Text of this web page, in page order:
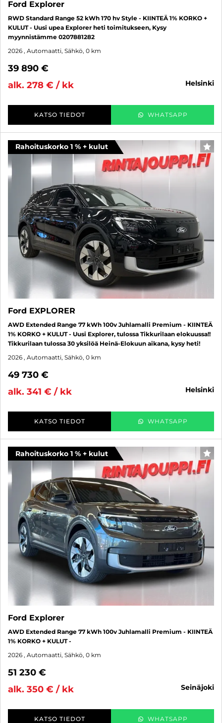
Ford Explorer
RWD Standard Range 52 kWh 170 hv Style - KIINTEÄ 1% KORKO +
KULUT - Uusi upea Explorer heti toimitukseen, Kysy
myynnistämme 0207881282
2026 , Automaatti, Sähkö, 0 km
39 890 €
alk. 278 € / kk
helsinki
KATSO TIEDOT WHATSAPP
Rahoituskorko 1 % + kulut
Ford EXPLORER
AWD Extended Range 77 kWh 100v Juhlamalli Premium - KIINTEÄ
1% KORKO + KULUT - Uusi Explorer, tulossa Tikkurilaan elokuussa!!
Tikkurilaan tulossa 30 yksilöä Heinä-Elokuun aikana, kysy heti!
2026 , Automaatti, Sähkö, 0 km
49 730 €
alk. 341 € / kk
helsinki
KATSO TIEDOT WHATSAPP
Rahoituskorko 1 % + kulut
Ford Explorer
AWD Extended Range 77 kWh 100v Juhlamalli Premium - KIINTEÄ
1% KORKO + KULUT -
2026 , Automaatti, Sähkö, 0 km
51 230 €
alk. 350 € / kk
seinäjoki
KATSO TIEDOT WHATSAPP